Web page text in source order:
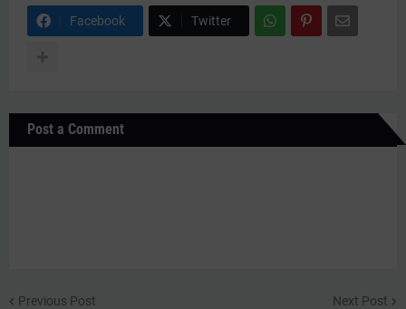
Facebook Twitter
Post a Comment
Previous Post Next Post